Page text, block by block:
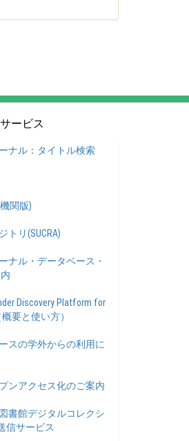
ービス
ナル：タイトル検索
関版)
リ(SUCRA)
ナル・データベース・
Discovery Platform for
要と使い方）
スの学外からの利用に
ンアクセス化のご案内
書館デジタルコレクシ
信サービス